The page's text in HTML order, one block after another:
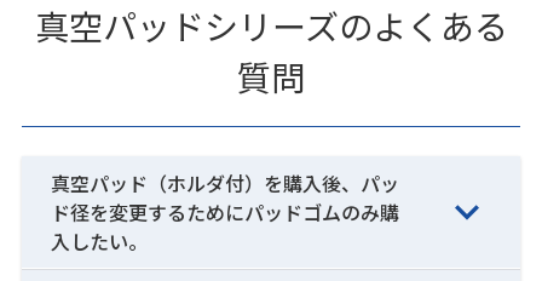
真空パッドシリーズのよくある
質問
真空パッド（ホルダ付）を購入後、パッ
ド径を変更するためにパッドゴムのみ購
入したい。